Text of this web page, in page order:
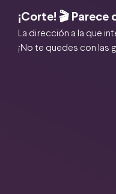
¡Corte! 🎬
La dirección a la que
¡No te quedes con las